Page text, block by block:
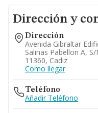
Dirección y
Dirección
Avenida Gibraltar
Salinas Pabellon A,
11360, Cadiz
Como llegar
Teléfono
Añadir Teléfono